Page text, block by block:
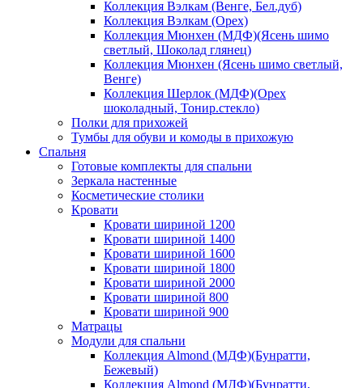
Коллекция Вэлкам (Венге, Бел.дуб)
Коллекция Вэлкам (Орех)
Коллекция Мюнхен (МДФ)(Ясень шимо
светлый, Шоколад глянец)
Коллекция Мюнхен (Ясень шимо светлый,
Венге)
Коллекция Шерлок (МДФ)(Орех
шоколадный, Тонир.стекло)
Полки для прихожей
Тумбы для обуви и комоды в прихожую
Спальня
Готовые комплекты для спальни
Зеркала настенные
Косметические столики
Кровати
Кровати шириной 1200
Кровати шириной 1400
Кровати шириной 1600
Кровати шириной 1800
Кровати шириной 2000
Кровати шириной 800
Кровати шириной 900
Матрацы
Модули для спальни
Коллекция Almond (МДФ)(Бунратти,
Бежевый)
Коллекция Almond (МДФ)(Бунратти,